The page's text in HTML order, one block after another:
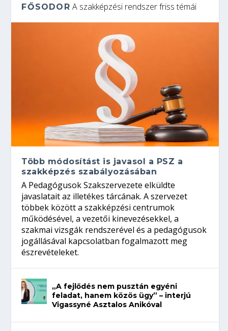
FŐSODOR A szakképzési rendszer friss témái
Több módosítást is javasol a PSZ a
szakképzés szabályozásában
A Pedagógusok Szakszervezete elküldte
javaslatait az illetékes tárcának. A szervezet
többek között a szakképzési centrumok
működésével, a vezetői kinevezésekkel, a
szakmai vizsgák rendszerével és a pedagógusok
jogállásával kapcsolatban fogalmazott meg
észrevételeket.
„A fejlődés nem pusztán egyéni
feladat, hanem közös ügy” – interjú
Vigassyné Asztalos Anikóval